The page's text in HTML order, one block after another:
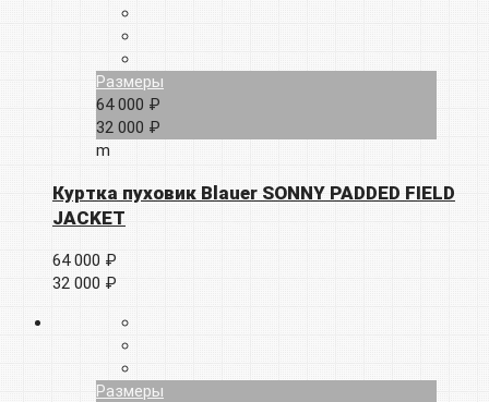
Размеры
64 000 ₽
32 000 ₽
m
Куртка пуховик Blauer SONNY PADDED FIELD
JACKET
64 000 ₽
32 000 ₽
Размеры